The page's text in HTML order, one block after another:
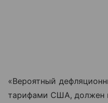
«Вероятный
тарифами США, должен